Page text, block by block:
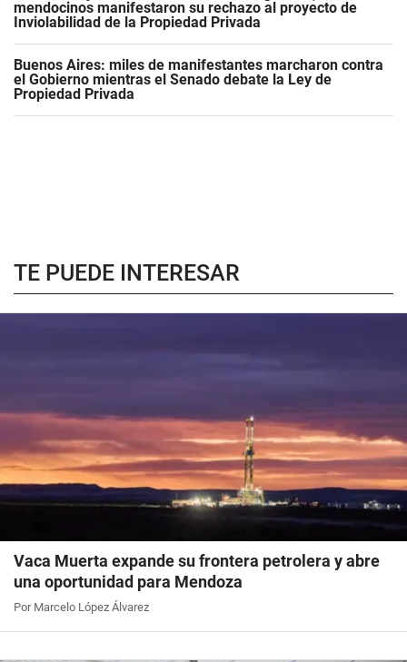
mendocinos manifestaron su rechazo al proyecto de
Inviolabilidad de la Propiedad Privada
Buenos Aires: miles de manifestantes marcharon contra
el Gobierno mientras el Senado debate la Ley de
Propiedad Privada
TE PUEDE INTERESAR
Vaca Muerta expande su frontera petrolera y abre
una oportunidad para Mendoza
Por Marcelo López Álvarez